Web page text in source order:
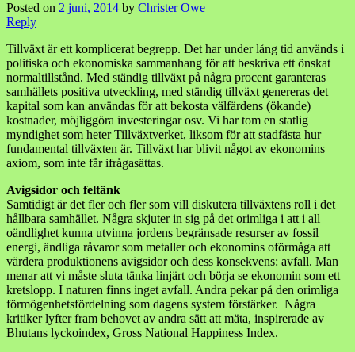
Posted on 2 juni, 2014 by Christer Owe
Reply
Tillväxt är ett komplicerat begrepp. Det har under lång tid används i
politiska och ekonomiska sammanhang för att beskriva ett önskat
normaltillstånd. Med ständig tillväxt på några procent garanteras
samhällets positiva utveckling, med ständig tillväxt genereras det
kapital som kan användas för att bekosta välfärdens (ökande)
kostnader, möjliggöra investeringar osv. Vi har tom en statlig
myndighet som heter Tillväxtverket, liksom för att stadfästa hur
fundamental tillväxten är. Tillväxt har blivit något av ekonomins
axiom, som inte får ifrågasättas.
Avigsidor och feltänk
Samtidigt är det fler och fler som vill diskutera tillväxtens roll i det
hållbara samhället. Några skjuter in sig på det orimliga i att i all
oändlighet kunna utvinna jordens begränsade resurser av fossil
energi, ändliga råvaror som metaller och ekonomins oförmåga att
värdera produktionens avigsidor och dess konsekvens: avfall. Man
menar att vi måste sluta tänka linjärt och börja se ekonomin som ett
kretslopp. I naturen finns inget avfall. Andra pekar på den orimliga
förmögenhetsfördelning som dagens system förstärker. Några
kritiker lyfter fram behovet av andra sätt att mäta, inspirerade av
Bhutans lyckoindex, Gross National Happiness Index.